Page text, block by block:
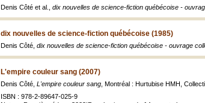
Denis Côté et al., dix nouvelles de science-fiction québécoise -
dix nouvelles de science-fiction québécoise (1985)
Denis Côté, dix nouvelles de science-fiction québécoise - ouvrage
L'empire couleur sang (2007)
Denis Côté, L'empire couleur sang , Montréal : Hurtubise HMH,
ISBN : 978-2-89647-025-9